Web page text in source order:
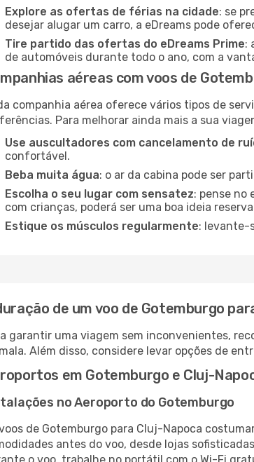
Explore as ofertas de férias na cidade: se
desejar alugar um carro, a eDreams pode
Tire partido das ofertas do eDreams Prime:
de automóveis durante todo o ano, com a
aéreas com voos de
companhia aérea oferece vários tipos de
Para melhorar ainda mais a sua
Use auscultadores com cancelamento de
confortável.
Beba muita água: o ar da cabina pode ser
Escolha o seu lugar com sensatez: pense no
com crianças, poderá ser uma boa ideia
Estique os músculos regularmente: levante-
de um voo de Gotemburgo
garantir uma viagem sem inconvenientes,
Além disso, considere levar opções de
em Gotemburgo e Cluj-
no Aeroporto do Gotemburgo
de Gotemburgo para Cluj-Napoca
antes do voo, desde lojas